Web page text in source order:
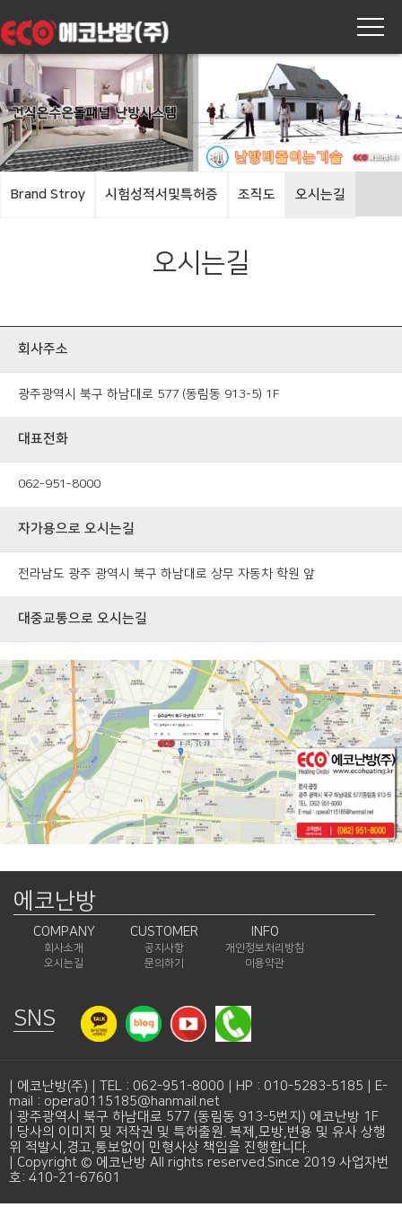
Brand Stroy 시험성적서및특허증 조직도 오시는길
오시는길
회사주소
광주광역시 북구 하남대로 577 (동림동 913-5) 1F
대표전화
062-951-8000
자가용으로 오시는길
전라남도 광주 광역시 북구 하남대로 상무 자동차 학원 앞
대중교통으로 오시는길
에코난방
COMPANY
회사소개
오시는길
CUSTOMER
공지사항
문의하기
INFO
개인정보처리방침
이용약관
SNS
| 에코난방(주) | TEL : 062-951-8000 | HP : 010-5283-5185 | E-
mail : opera0115185@hanmail.net
| 광주광역시 북구 하남대로 577 (동림동 913-5번지) 에코난방 1F
| 당사의 이미지 및 저작권 및 특허출원. 복제,모방,변용 및 유사 상행
위 적발시,경고,통보없이 민형사상 책임을 진행합니다.
| Copyright © 에코난방 All rights reserved.Since 2019 사업자번
호: 410-21-67601